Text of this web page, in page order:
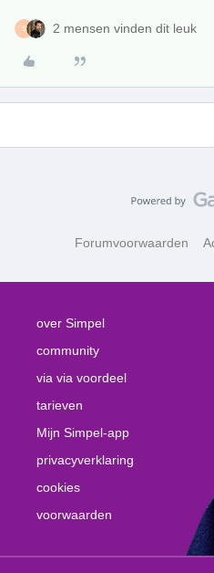
S 2 mensen vinden dit leuk
Forumvoorwaarden
over Simpel
community
via via voordeel
tarieven
Mijn Simpel-app
privacyverklaring
cookies
voorwaarden